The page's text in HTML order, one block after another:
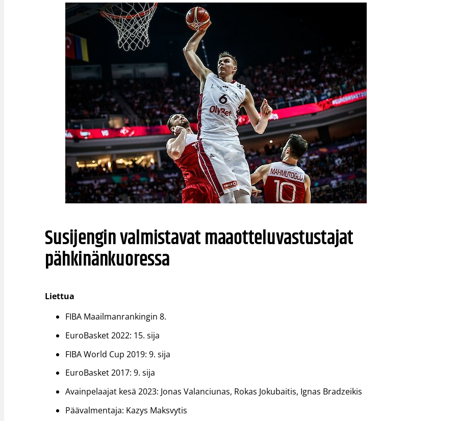
Susijengin valmistavat maaotteluvastustajat
pähkinänkuoressa
Liettua
FIBA Maailmanrankingin 8.
EuroBasket 2022: 15. sija
FIBA World Cup 2019: 9. sija
EuroBasket 2017: 9. sija
Avainpelaajat kesä 2023: Jonas Valanciunas, Rokas Jokubaitis, Ignas Bradzeikis
Päävalmentaja: Kazys Maksvytis